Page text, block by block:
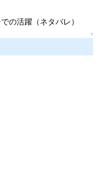
での活躍（ネタバレ）
↑